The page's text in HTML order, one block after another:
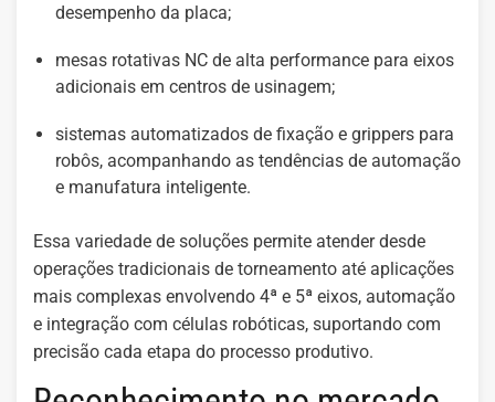
desempenho da placa;
mesas rotativas NC de alta performance para eixos
adicionais em centros de usinagem;
sistemas automatizados de fixação e grippers para
robôs, acompanhando as tendências de automação
e manufatura inteligente.
Essa variedade de soluções permite atender desde
operações tradicionais de torneamento até aplicações
mais complexas envolvendo 4ª e 5ª eixos, automação
e integração com células robóticas, suportando com
precisão cada etapa do processo produtivo.